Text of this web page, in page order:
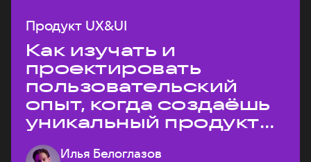
Продукт UX&UI
Как изучать и
проектировать
пользовательский
опыт, когда создаёшь
уникальный продукт
на рынке?
Илья Белоглазов